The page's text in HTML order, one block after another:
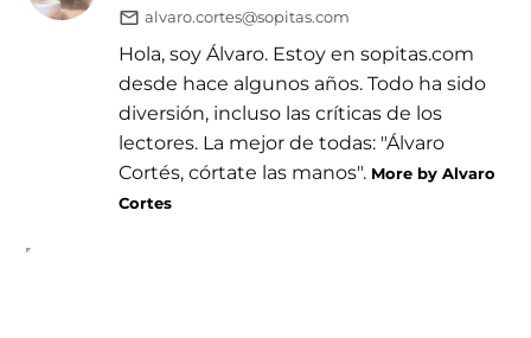
alvaro.cortes@sopitas.com
Hola, soy Álvaro. Estoy en sopitas.com
desde hace algunos años. Todo ha sido
diversión, incluso las críticas de los
lectores. La mejor de todas: "Álvaro
Cortés, córtate las manos". More by Alvaro
Cortes